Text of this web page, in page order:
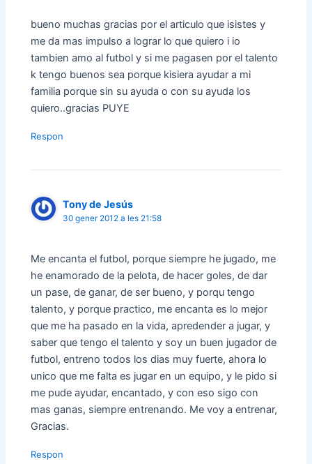
bueno muchas gracias por el articulo que isistes y
me da mas impulso a lograr lo que quiero i io
tambien amo al futbol y si me pagasen por el talento
k tengo buenos sea porque kisiera ayudar a mi
familia porque sin su ayuda o con su ayuda los
quiero..gracias PUYE
Respon
Tony de Jesús
30 gener 2012 a les 21:58
Me encanta el futbol, porque siempre he jugado, me
he enamorado de la pelota, de hacer goles, de dar
un pase, de ganar, de ser bueno, y porqu tengo
talento, y porque practico, me encanta es lo mejor
que me ha pasado en la vida, apredender a jugar, y
saber que tengo el talento y soy un buen jugador de
futbol, entreno todos los dias muy fuerte, ahora lo
unico que me falta es jugar en un equipo, y le pido si
me pude ayudar, encantado, y con eso sigo con
mas ganas, siempre entrenando. Me voy a entrenar,
Gracias.
Respon